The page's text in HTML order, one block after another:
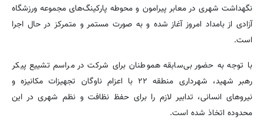
نگهداشت شهری در معابر پیرامون و محوطه پارکینگ‌های مجموعه ورزشگاه
آزادی از بامداد امروز آغاز شده و به صورت مستمر و متمرکز در حال اجرا
است.
با توجه به حضور بی‌سابقه هموطنان برای شرکت در مراسم تشییع پیکر
رهبر شهید، شهرداری منطقه ۲۲ با اعزام ناوگان تجهیزات مکانیزه و
نیروهای انسانی، تدابیر لازم را برای حفظ نظافت و نظم شهری در این
محدوده اتخاذ شده است.